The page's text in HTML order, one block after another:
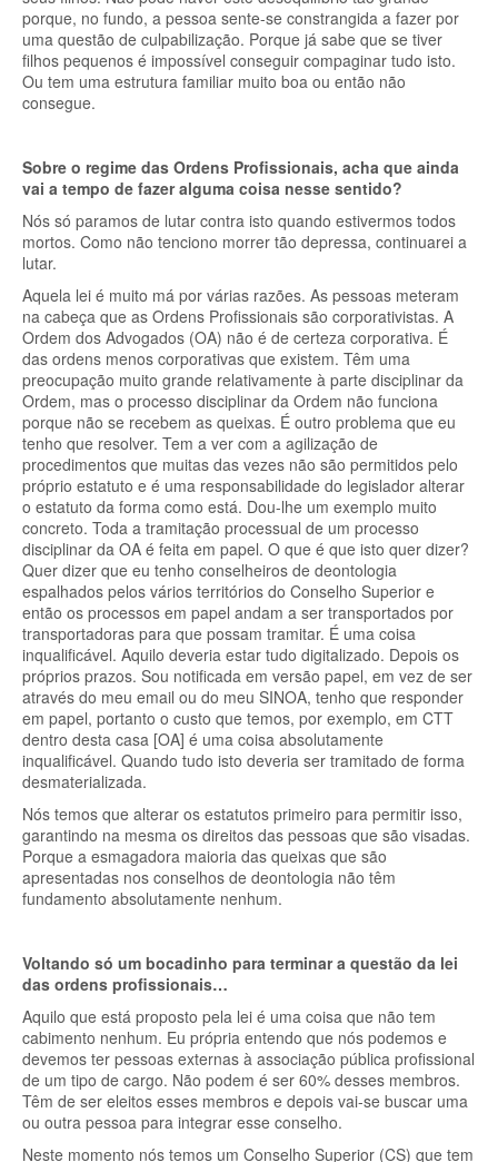
porque, no fundo, a pessoa sente-se constrangida a fazer por
uma questão de culpabilização. Porque já sabe que se tiver
filhos pequenos é impossível conseguir compaginar tudo isto.
Ou tem uma estrutura familiar muito boa ou então não
consegue.
Sobre o regime das Ordens Profissionais, acha que ainda
vai a tempo de fazer alguma coisa nesse sentido?
Nós só paramos de lutar contra isto quando estivermos todos
mortos. Como não tenciono morrer tão depressa, continuarei a
lutar.
Aquela lei é muito má por várias razões. As pessoas meteram
na cabeça que as Ordens Profissionais são corporativistas. A
Ordem dos Advogados (OA) não é de certeza corporativa. É
das ordens menos corporativas que existem. Têm uma
preocupação muito grande relativamente à parte disciplinar da
Ordem, mas o processo disciplinar da Ordem não funciona
porque não se recebem as queixas. É outro problema que eu
tenho que resolver. Tem a ver com a agilização de
procedimentos que muitas das vezes não são permitidos pelo
próprio estatuto e é uma responsabilidade do legislador alterar
o estatuto da forma como está. Dou-lhe um exemplo muito
concreto. Toda a tramitação processual de um processo
disciplinar da OA é feita em papel. O que é que isto quer dizer?
Quer dizer que eu tenho conselheiros de deontologia
espalhados pelos vários territórios do Conselho Superior e
então os processos em papel andam a ser transportados por
transportadoras para que possam tramitar. É uma coisa
inqualificável. Aquilo deveria estar tudo digitalizado. Depois os
próprios prazos. Sou notificada em versão papel, em vez de ser
através do meu email ou do meu SINOA, tenho que responder
em papel, portanto o custo que temos, por exemplo, em CTT
dentro desta casa [OA] é uma coisa absolutamente
inqualificável. Quando tudo isto deveria ser tramitado de forma
desmaterializada.
Nós temos que alterar os estatutos primeiro para permitir isso,
garantindo na mesma os direitos das pessoas que são visadas.
Porque a esmagadora maioria das queixas que são
apresentadas nos conselhos de deontologia não têm
fundamento absolutamente nenhum.
Voltando só um bocadinho para terminar a questão da lei
das ordens profissionais…
Aquilo que está proposto pela lei é uma coisa que não tem
cabimento nenhum. Eu própria entendo que nós podemos e
devemos ter pessoas externas à associação pública profissional
de um tipo de cargo. Não podem é ser 60% desses membros.
Têm de ser eleitos esses membros e depois vai-se buscar uma
ou outra pessoa para integrar esse conselho.
Neste momento nós temos um Conselho Superior (CS) que tem